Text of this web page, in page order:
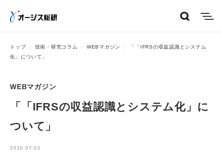
トップ 技術・研究コラム WEBマガジン
「「IFRSの収益認識とシステム
化」について」
WEBマガジン
「「IFRSの収益認識とシステム化」に
ついて」
2010.07.03